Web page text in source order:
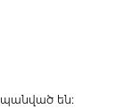
են: